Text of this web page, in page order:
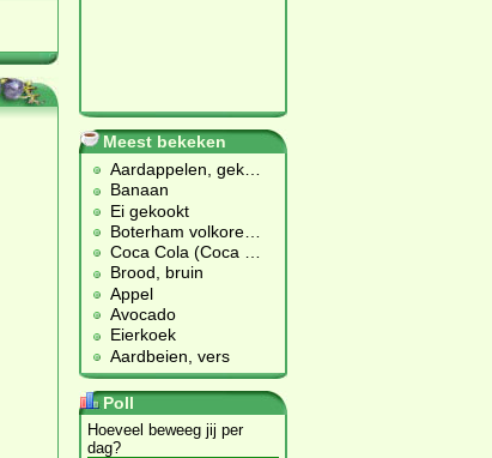
Meest bekeken
Aardappelen, gek
Banaan
Ei gekookt
Boterham volkore
Coca Cola (Coca
Brood, bruin
Appel
Avocado
Eierkoek
Aardbeien, vers
Poll
Hoeveel beweeg jij per
dag?